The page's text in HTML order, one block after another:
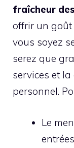
fraîcheur
offrir un goût
vous soyez
serez que
services et
personnel.
Le